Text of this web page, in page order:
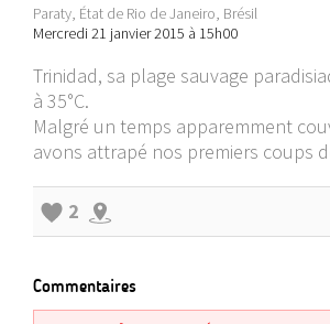
Paraty, État de Rio de Janeiro, Brésil
Mercredi 21 janvier 2015 à 15h00
Trinidad, sa plage sauvage
à 35°C.
Malgré un temps apparemment
avons attrapé nos premiers coups
2
Commentaires